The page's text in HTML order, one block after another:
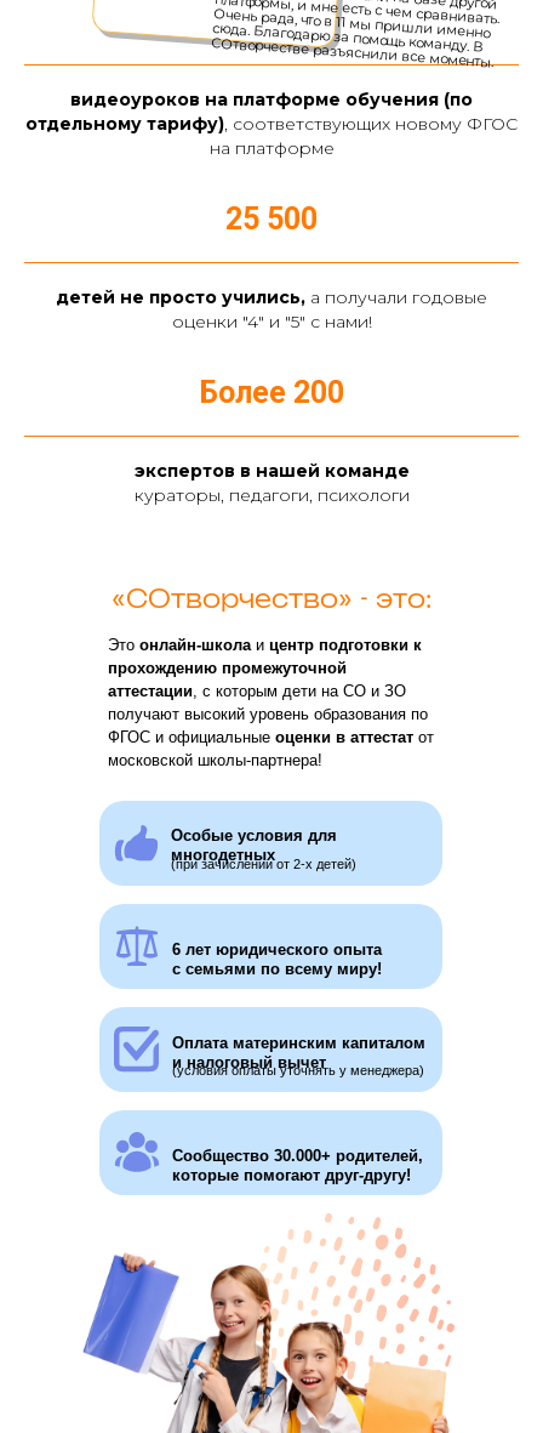
4 000 +
видеоуроков на платформе обучения (по
отдельному тарифу), соответствующих новому ФГОС
на платформе
25 500
детей не просто учились, а получали годовые
оценки "4" и "5" с нами!
Более 200
экспертов в нашей команде
кураторы, педагоги, психологи
Это онлайн-школаи центр подготовки к
прохождению промежуточной
аттестации, с которым дети на СО и ЗО
получают высокий уровень образования по
ФГОС и официальные оценки в аттестат от
московской школы-партнера!
«СОтворчество» - это:
6 лет юридического опыта
с семьями по всему миру!
Особые условия для
многодетных
Оплата материнским капиталом
и налоговый вычет
Сообщество 30.000+ родителей,
которые помогают друг-другу!
(условия оплаты уточнять у менеджера)
(при зачислении от 2-х детей)
Эксперт по вопросам СО и
основатель "СОтворчества"
Зам. председателя Общественного
совета при министерстве
образования, науки и молодёжной
политики Краснодарского края по
оценке качества деятельности
образовательных организаций
Создано мамой
для мам:
Анастасия Калмыкова
детей на СО, которые учатся и
аттестуются с "СОтворчеством"!